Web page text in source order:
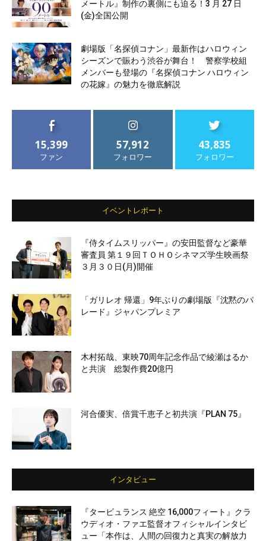
メートル』制作の裏側にも迫る！3 月 27 日
(金)全国公開
劇場版「名探偵コナン」最新作はハロウィン
シーズンで賑わう渋谷が舞台！ 警察学校組
メンバーも登場の『名探偵コナン ハロウィン
の花嫁』の魅力を徹底解説
15,399
ファン
57,912
フォロワー
43,835
フォロワー
イベントレポート
『侍タイムスリッパー』の安田監督など豪華
審査員 第１９回ＴＯＨＯシネマズ学生映画祭
３月３０日(月)開催
「ガリレオ 帰還」9年ぶりの劇場版『沈黙のパ
レード』ジャパンプレミア
木村拓哉、東映70周年記念作品で綾瀬はるか
と共演 総製作費20億円
河合優実、倍賞千恵子と初共演『PLAN 75』
インタビュー
『タービュランス 絶空 16,000フィート』クラ
ウディオ・ファエ監督オフィシャルインタビ
ュー「本作は、人間の回復力と真実の解放力